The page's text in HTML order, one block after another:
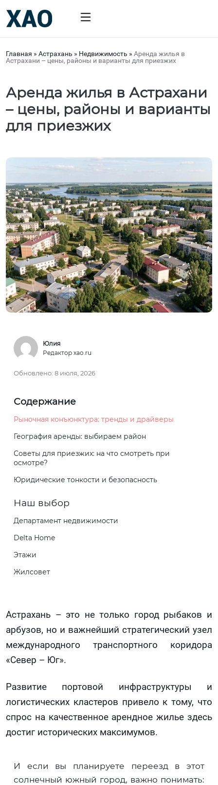
Главная » Астрахань » Недвижимость » Аренда жилья в
Астрахани – цены, районы и варианты для приезжих
Аренда жилья в Астрахани
– цены, районы и варианты
для приезжих
Юлия
Редактор xao.ru
Обновлено: 8 июля, 2026
Содержание
Рыночная конъюнктура: тренды и драйверы
География аренды: выбираем район
Советы для приезжих: на что смотреть при
осмотре?
Юридические тонкости и безопасность
Наш выбор
Департамент недвижимости
Delta Home
Этажи
Жилсовет
Астрахань – это не только город рыбаков и
арбузов, но и важнейший стратегический узел
международного транспортного коридора
«Север – Юг».
Развитие портовой инфраструктуры и
логистических кластеров привело к тому, что
спрос на качественное арендное жилье здесь
достиг исторических максимумов.
И если вы планируете переезд в этот
солнечный южный город, важно понимать: